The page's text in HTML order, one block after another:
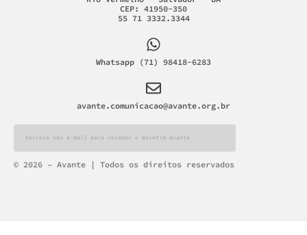
CEP: 41950-350
55 71 3332.3344
Whatsapp (71) 98418-6283
avante.comunicacao@avante.org.br
Alternative:
© 2026 – Avante | Todos os direitos reservados